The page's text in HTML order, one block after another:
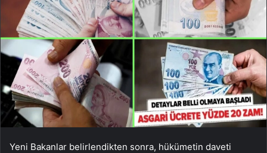
Yeni Bakanlar belirlendikten sonra, hükümetin daveti